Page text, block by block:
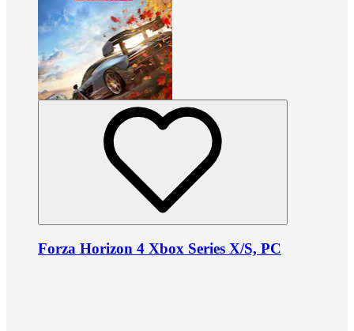
Forza Horizon 4 Xbox Series X/S, PC